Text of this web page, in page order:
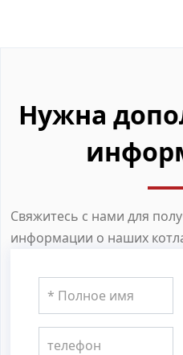
Нужна
Свяжитесь с нами для
информации о наших